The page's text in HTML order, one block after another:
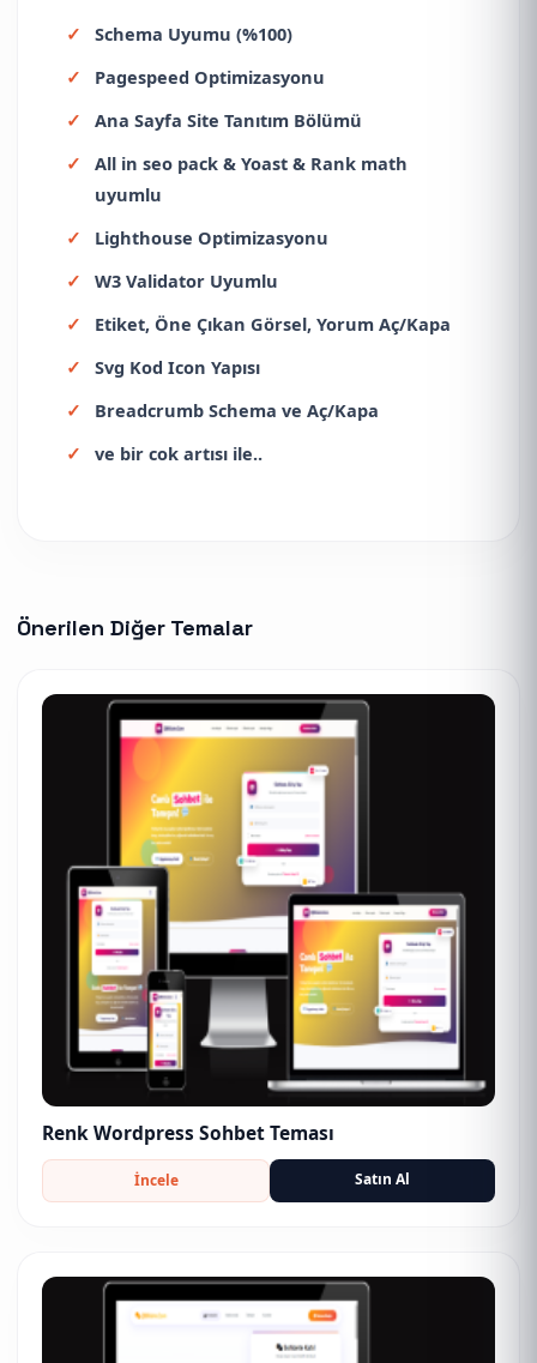
Schema Uyumu (%100)
Pagespeed Optimizasyonu
Ana Sayfa Site Tanıtım Bölümü
All in seo pack & Yoast & Rank math
uyumlu
Lighthouse Optimizasyonu
W3 Validator Uyumlu
Etiket, Öne Çıkan Görsel, Yorum Aç/Kapa
Svg Kod Icon Yapısı
Breadcrumb Schema ve Aç/Kapa
ve bir cok artısı ile..
Önerilen Diğer Temalar
Renk Wordpress Sohbet Teması
İncele Satın Al